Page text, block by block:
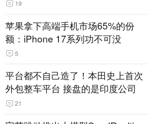
19
苹果拿下高端手机市场65%的份
额：iPhone 17系列功不可没
5
平台都不自己造了！本田史上首次
外包整车平台 接盘的是印度公司
21